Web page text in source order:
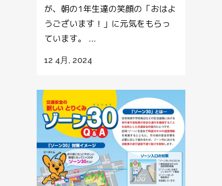
が、朝の1年生達の笑顔の「おはよ
うございます！」に元気をもらっ
ています。 ...
12 4月, 2024